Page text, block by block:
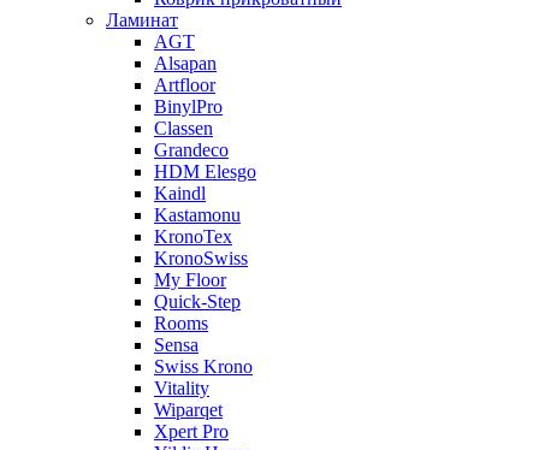
Ламинат
AGT
Alsapan
Artfloor
BinylPro
Classen
Grandeco
HDM Elesgo
Kaindl
Kastamonu
KronoTex
KronoSwiss
My Floor
Quick-Step
Rooms
Sensa
Swiss Krono
Vitality
Wiparqet
Xpert Pro